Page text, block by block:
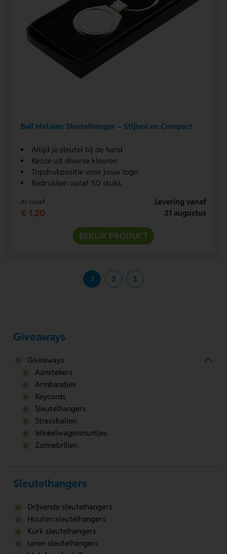
Ball Metalen Sleutelhanger – Stijlvol en Compact
Altijd je sleutel bij de hand
Keuze uit diverse kleuren
Topdrukpositie voor jouw logo
Bedrukken vanaf 50 stuks
Al vanaf
€ 1,20
Levering vanaf
21 augustus
BEKIJK PRODUCT
1 2 3
Giveaways
Giveaways
Aanstekers
Armbandjes
Keycords
Sleutelhangers
Stressballen
Winkelwagenmuntjes
Zonnebrillen
Sleutelhangers
Drijvende sleutelhangers
Houten sleutelhangers
Kurk sleutelhangers
Leren sleutelhangers